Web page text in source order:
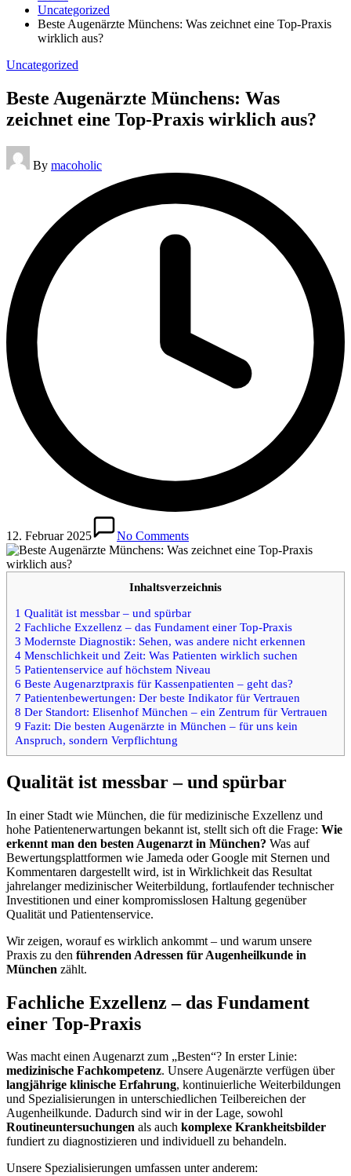
Uncategorized
Beste Augenärzte Münchens: Was zeichnet eine Top-Praxis
wirklich aus?
Posted
Uncategorized
Beste Augenärzte Münchens: Was
zeichnet eine Top-Praxis wirklich aus?
Posted
by
By macoholic
12. Februar 2025 No Comments
Inhaltsverzeichnis
1 Qualität ist messbar – und spürbar
2 Fachliche Exzellenz – das Fundament einer Top-Praxis
3 Modernste Diagnostik: Sehen, was andere nicht erkennen
4 Menschlichkeit und Zeit: Was Patienten wirklich suchen
5 Patientenservice auf höchstem Niveau
6 Beste Augenarztpraxis für Kassenpatienten – geht das?
7 Patientenbewertungen: Der beste Indikator für Vertrauen
8 Der Standort: Elisenhof München – ein Zentrum für Vertrauen
9 Fazit: Die besten Augenärzte in München – für uns kein
Anspruch, sondern Verpflichtung
Qualität ist messbar – und spürbar
In einer Stadt wie München, die für medizinische Exzellenz und
hohe Patientenerwartungen bekannt ist, stellt sich oft die Frage: Wie
erkennt man den besten Augenarzt in München? Was auf
Bewertungsplattformen wie Jameda oder Google mit Sternen und
Kommentaren dargestellt wird, ist in Wirklichkeit das Resultat
jahrelanger medizinischer Weiterbildung, fortlaufender technischer
Investitionen und einer kompromisslosen Haltung gegenüber
Qualität und Patientenservice.
Wir zeigen, worauf es wirklich ankommt – und warum unsere
Praxis zu den führenden Adressen für Augenheilkunde in
München zählt.
Fachliche Exzellenz – das Fundament
einer Top-Praxis
Was macht einen Augenarzt zum „Besten“? In erster Linie:
medizinische Fachkompetenz. Unsere Augenärzte verfügen über
langjährige klinische Erfahrung, kontinuierliche Weiterbildungen
und Spezialisierungen in unterschiedlichen Teilbereichen der
Augenheilkunde. Dadurch sind wir in der Lage, sowohl
Routineuntersuchungen als auch komplexe Krankheitsbilder
fundiert zu diagnostizieren und individuell zu behandeln.
Unsere Spezialisierungen umfassen unter anderem: